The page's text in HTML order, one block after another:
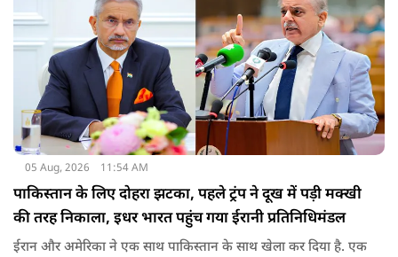
05 Aug, 2026 11:54 AM
पाकिस्तान के लिए दोहरा झटका, पहले ट्रंप ने दूख में पड़ी मक्खी
की तरह निकाला, इधर भारत पहुंच गया ईरानी प्रतिनिधिमंडल
ईरान और अमेरिका ने एक साथ पाकिस्तान के साथ खेला कर दिया है. एक